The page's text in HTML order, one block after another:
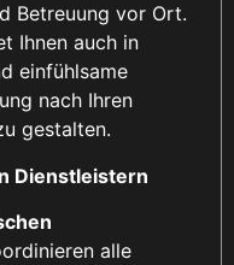
Betreuung vor Ort.
Ihnen auch in
einfühlsame
nach Ihren
gestalten.
Dienstleistern
alle